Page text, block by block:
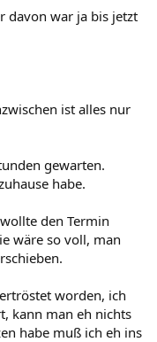
davon war ja bis jetzt
ist alles nur
gewarten.
habe.
den Termin
wäre so voll, man
worden, ich
kann man eh nichts
habe muß ich eh ins